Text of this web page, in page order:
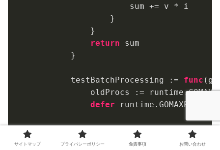
                    sum += v * i
                }
            }
return sum
        }
        testBatchProcessing :=
func
oldProcs :=
defer
            start := time.Now()
var wg sync.WaitGroup
サイトマップ プライバシーポリシー 免責事項 お問い合わせ